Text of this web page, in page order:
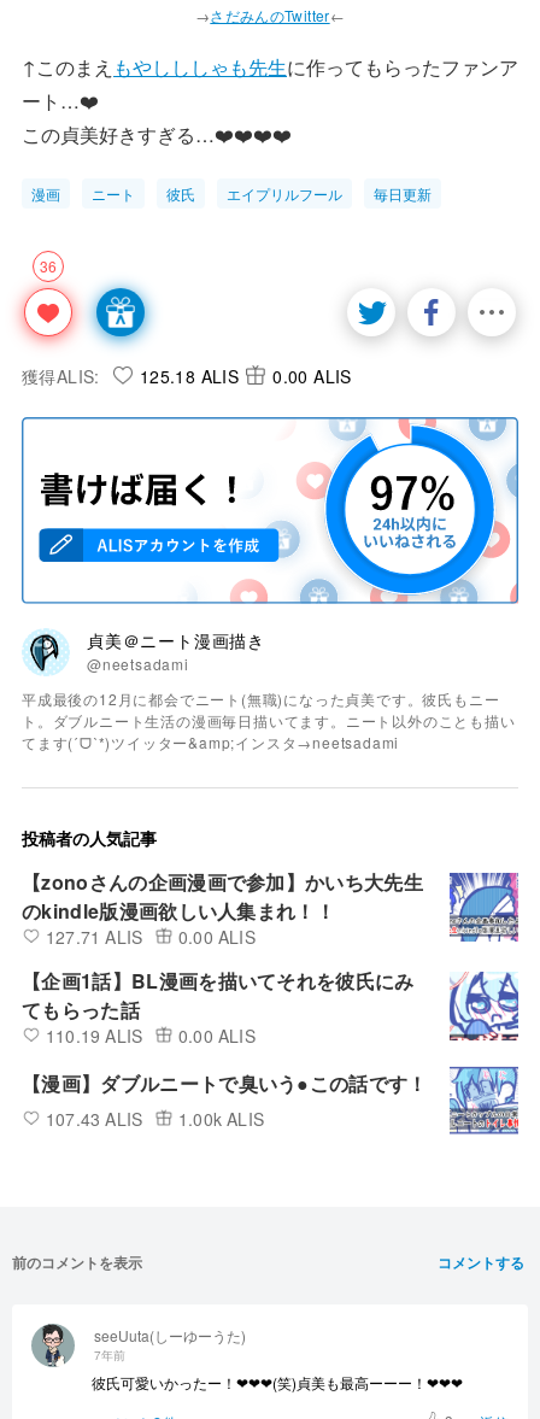
→さだみんのTwitter←
↑このまえ もやしししゃも先生に作ってもらったファンア
ート…❤️
この貞美好きすぎる…❤️❤️❤️❤️
漫画 ニート 彼氏 エイプリルフール 毎日更新
36
獲得ALIS: 125.18 ALIS 0.00 ALIS
貞美＠ニート漫画描き
@neetsadami
平成最後の12月に都会でニート(無職)になった貞美です。彼氏もニー
ト。ダブルニート生活の漫画毎日描いてます。ニート以外のことも描い
てます(ˊᗜˋ*)ツイッター&amp;インスタ→neetsadami
投稿者の人気記事
【zonoさんの企画漫画で参加】かいち大先生
のkindle版漫画欲しい人集まれ！！
127.71 ALIS 0.00 ALIS
【企画1話】BL漫画を描いてそれを彼氏にみ
てもらった話
110.19 ALIS 0.00 ALIS
【漫画】ダブルニートで臭いう●この話です！
107.43 ALIS 1.00k ALIS
コメントする
前のコメントを表示
seeUuta(しーゆーうた)
7年前
彼氏可愛いかったー！❤❤❤(笑)貞美も最高ーーー！❤❤❤